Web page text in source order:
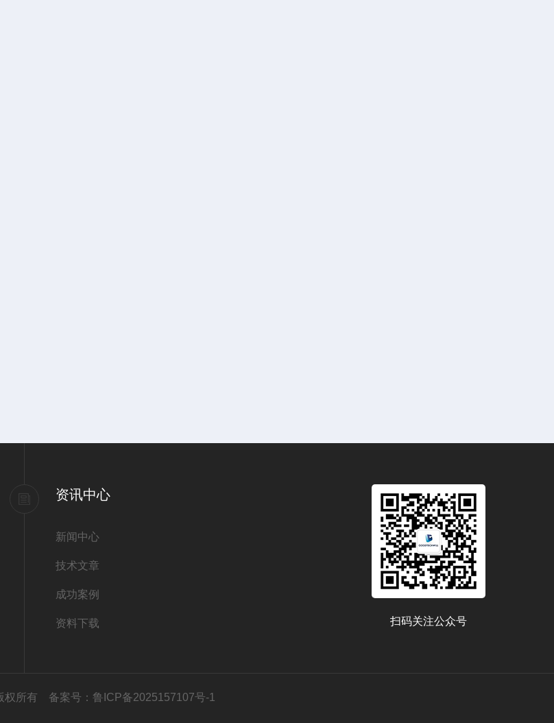
资讯中心
新闻中心
技术文章
成功案例
资料下载 扫码关注公众号
权所有 备案号：鲁ICP备2025157107号-1